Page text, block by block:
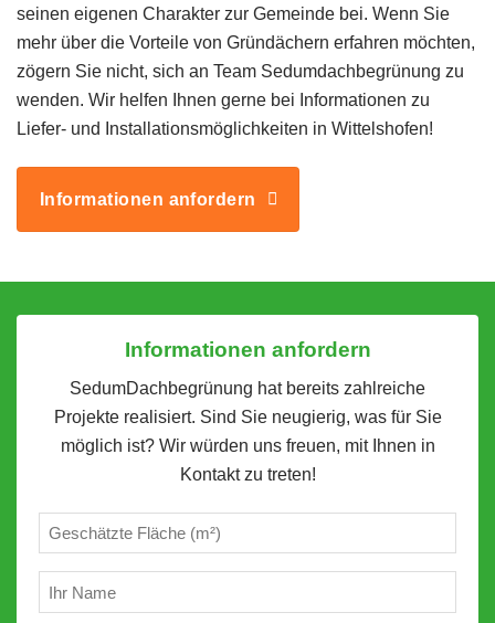
seinen eigenen Charakter zur Gemeinde bei. Wenn Sie
mehr über die Vorteile von Gründächern erfahren möchten,
zögern Sie nicht, sich an Team Sedumdachbegrünung zu
wenden. Wir helfen Ihnen gerne bei Informationen zu
Liefer- und Installationsmöglichkeiten in Wittelshofen!
Informationen anfordern
Informationen anfordern
SedumDachbegrünung hat bereits zahlreiche
Projekte realisiert. Sind Sie neugierig, was für Sie
möglich ist? Wir würden uns freuen, mit Ihnen in
Kontakt zu treten!
m²
Name